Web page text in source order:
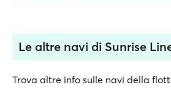
Le altre navi di Sunrise
Trova altre info sulle navi della